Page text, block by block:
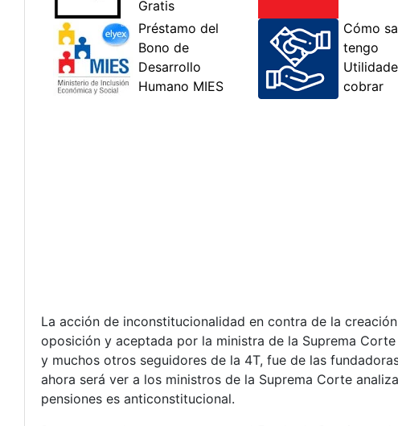
La acción de inconstitucionalidad en contra de la
oposición y aceptada por la ministra de la Suprema
y muchos otros seguidores de la 4T, fue de las
ahora será ver a los ministros de la Suprema Corte
pensiones es anticonstitucional.